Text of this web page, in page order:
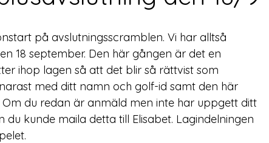
på avslutningsscramblen. Vi har alltså
18 september. Den här gången är det en
ihop lagen så att det blir så rättvist som
med ditt namn och golf-id samt den här
Om du redan är anmäld men inte har uppgett ditt
kunde maila detta till Elisabet. Lagindelningen